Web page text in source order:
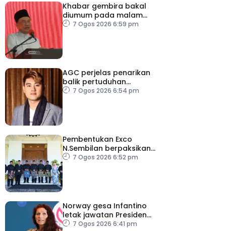
Khabar gembira bakal
diumum pada malam
ambang merdeka
7 Ogos 2026 6:59 pm
AGC perjelas penarikan
balik pertuduhan
terhadap Nicky Liow
7 Ogos 2026 6:54 pm
Pembentukan Exco
N.Sembilan berpaksikan
cekap, integriti dan kerja
7 Ogos 2026 6:52 pm
Norway gesa Infantino
letak jawatan Presiden
FIFA7 Ogos 2026 6:41 pm